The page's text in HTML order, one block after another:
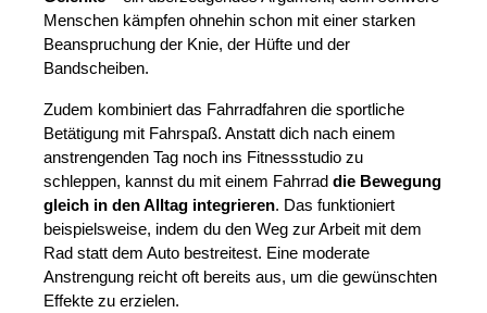
Menschen kämpfen ohnehin schon mit einer starken
Beanspruchung der Knie, der Hüfte und der
Bandscheiben.
Zudem kombiniert das Fahrradfahren die sportliche
Betätigung mit Fahrspaß. Anstatt dich nach einem
anstrengenden Tag noch ins Fitnessstudio zu
schleppen, kannst du mit einem Fahrrad die Bewegung
gleich in den Alltag integrieren. Das funktioniert
beispielsweise, indem du den Weg zur Arbeit mit dem
Rad statt dem Auto bestreitest. Eine moderate
Anstrengung reicht oft bereits aus, um die gewünschten
Effekte zu erzielen.